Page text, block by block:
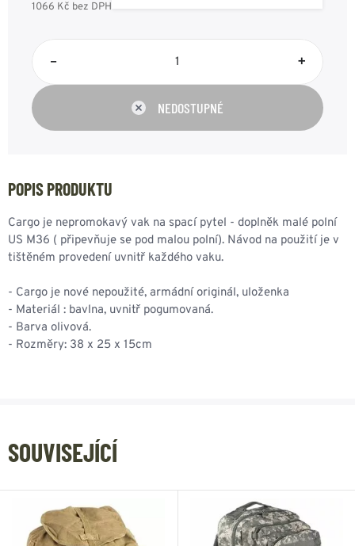
1066 Kč bez DPH
– +
NEDOSTUPNÉ
POPIS PRODUKTU
Cargo je nepromokavý vak na spací pytel - doplněk malé polní
US M36 ( připevňuje se pod malou polní). Návod na použití je v
tištěném provedení uvnitř každého vaku.
- Cargo je nové nepoužité, armádní originál, uloženka
- Materiál : bavlna, uvnitř pogumovaná.
- Barva olivová.
- Rozměry: 38 x 25 x 15cm
SOUVISEJÍCÍ